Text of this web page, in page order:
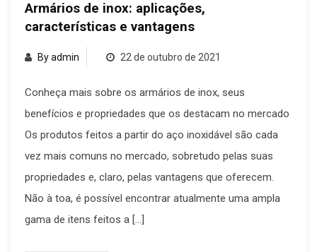
Armários de inox: aplicações,
características e vantagens
By admin 22 de outubro de 2021
Conheça mais sobre os armários de inox, seus
benefícios e propriedades que os destacam no mercado
Os produtos feitos a partir do aço inoxidável são cada
vez mais comuns no mercado, sobretudo pelas suas
propriedades e, claro, pelas vantagens que oferecem.
Não à toa, é possível encontrar atualmente uma ampla
gama de itens feitos a […]